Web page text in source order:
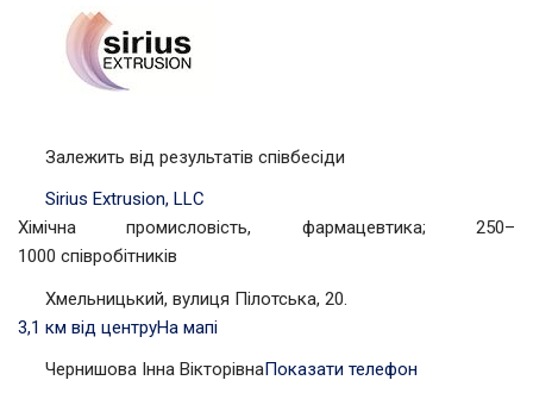
Залежить від результатів співбесіди
Sirius Extrusion, LLC
Хімічна промисловість, фармацевтика; 250–
1000 співробітників
Хмельницький, вулиця Пілотська, 20.
3,1 км від центруНа мапі
Чернишова Інна ВікторівнаПоказати телефон